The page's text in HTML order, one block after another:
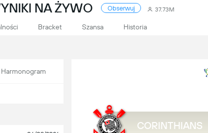
NA ŻYWO Obserwuj 37.73M
Bracket Szansa Historia
Harmonogram
CORINTHIANS